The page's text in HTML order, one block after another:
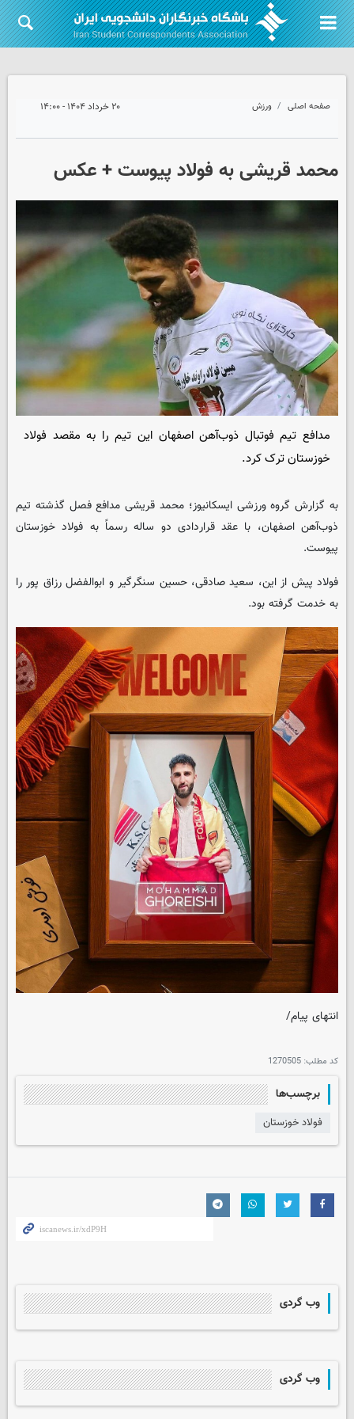
صفحه اصلی ورزش ۲۰ خرداد ۱۴۰۴ - ۱۴:۰۰
محمد قریشی به فولاد پیوست + عکس
مدافع تیم فوتبال ذوب‌آهن اصفهان این تیم را به مقصد فولاد
خوزستان ترک کرد.
به گزارش گروه ورزشیایسکانیوز؛ محمد قریشی مدافع فصل گذشته تیم
ذوب‌آهن اصفهان، با عقد قراردادی دو ساله رسماً به فولاد خوزستان
پیوست.
فولاد پیش از این، سعید صادقی، حسین سنگرگیر و ابوالفضل رزاق پور را
به خدمت گرفته بود.
انتهای پیام/
کد مطلب: 1270505
برچسب‌ها
فولاد خوزستان
وب گردی
وب گردی